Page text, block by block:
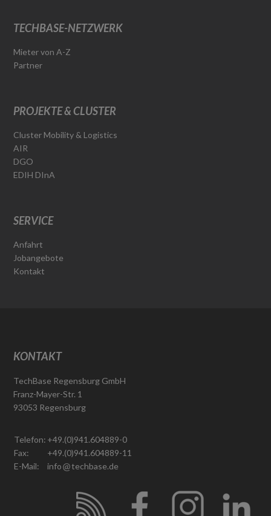
TECHBASE-NETZWERK
Mieter von A-Z
Partner
PROJEKTE & CLUSTER
Cluster Mobility & Logistics
AIR
DGO
EDIH DInA
SERVICE
Anfahrt
Jobangebote
Kontakt
KONTAKT
TechBase Regensburg GmbH
Franz-Mayer-Str. 1
93053 Regensburg
Telefon:
Fax:
E-Mail:
+49.(0)941.604889-0
+49.(0)941.604889-11
info
techbase.de